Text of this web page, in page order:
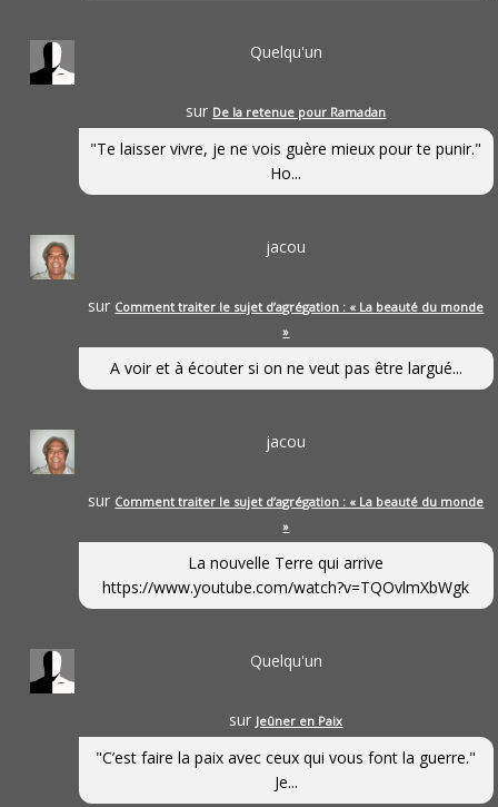
Quelqu'un
sur De la retenue pour Ramadan
"Te laisser vivre, je ne vois guère mieux pour te punir."
Ho...
jacou
sur Comment traiter le sujet d’agrégation : « La beauté du monde
»
A voir et à écouter si on ne veut pas être largué...
jacou
sur Comment traiter le sujet d’agrégation : « La beauté du monde
»
La nouvelle Terre qui arrive
https://www.youtube.com/watch?v=TQOvlmXbWgk
Quelqu'un
sur Jeûner en Paix
"C’est faire la paix avec ceux qui vous font la guerre."
Je...